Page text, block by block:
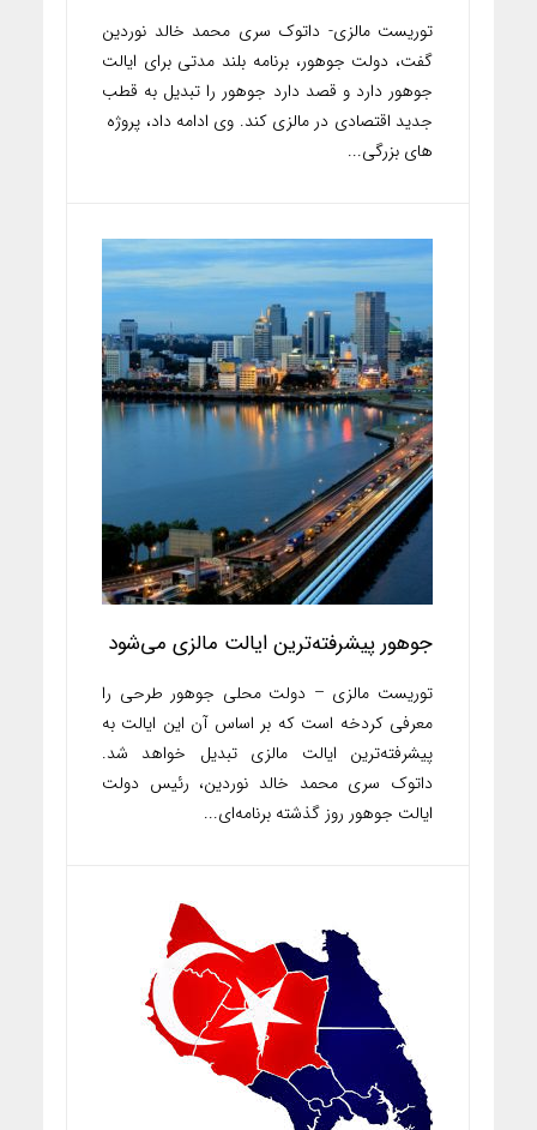
توریست مالزی- داتوک سری محمد خالد نوردین
گفت، دولت جوهور، برنامه بلند مدتی برای ایالت
جوهور دارد و قصد دارد جوهور را تبدیل به قطب
جدید اقتصادی در مالزی کند. وی ادامه داد، پروژه
های بزرگی...
جوهور پیشرفته‌ترین ایالت مالزی می‌شود
توریست مالزی – دولت محلی جوهور طرحی را
معرفی کردخه است که بر اساس آن این ایالت به
پیشرفته‌ترین ایالت مالزی تبدیل خواهد شد.
داتوک سری محمد خالد نوردین، رئیس دولت
ایالت جوهور روز گذشته برنامه‌ای...